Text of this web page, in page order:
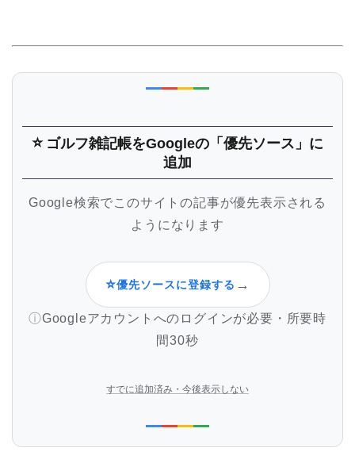
⭐ ゴルフ雑記帳をGoogleの「優先ソース」に
追加
Google検索でこのサイトの記事が優先表示される
ようになります
⭐優先ソースに登録する →
Googleアカウントへのログインが必要・所要時
間30秒
すでに追加済み・今後表示しない